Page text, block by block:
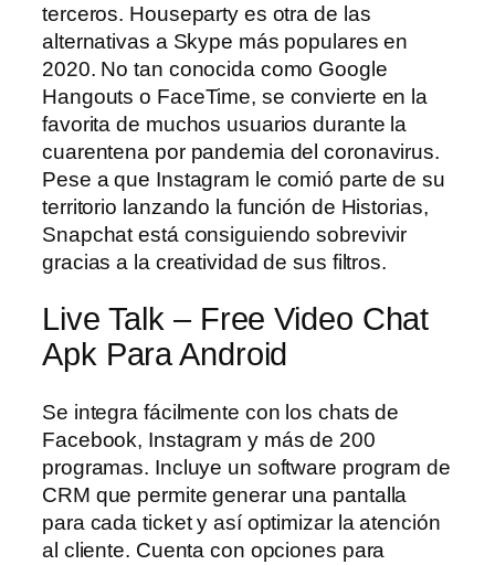
terceros. Houseparty es otra de las
alternativas a Skype más populares en
2020. No tan conocida como Google
Hangouts o FaceTime, se convierte en la
favorita de muchos usuarios durante la
cuarentena por pandemia del coronavirus.
Pese a que Instagram le comió parte de su
territorio lanzando la función de Historias,
Snapchat está consiguiendo sobrevivir
gracias a la creatividad de sus filtros.
Live Talk – Free Video Chat
Apk Para Android
Se integra fácilmente con los chats de
Facebook, Instagram y más de 200
programas. Incluye un software program de
CRM que permite generar una pantalla
para cada ticket y así optimizar la atención
al cliente. Cuenta con opciones para